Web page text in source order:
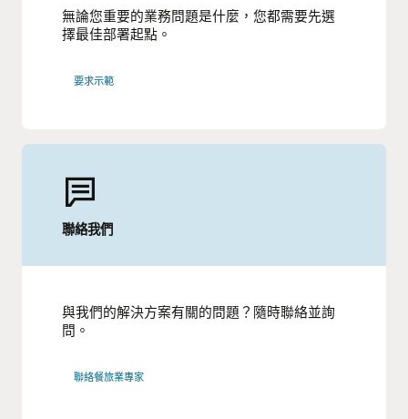
無論您重要的業務問題是什麼，您都需要先選
擇最佳部署起點。
要求示範
聯絡我們
與我們的解決方案有關的問題？隨時聯絡並詢
問。
聯絡餐旅業專家